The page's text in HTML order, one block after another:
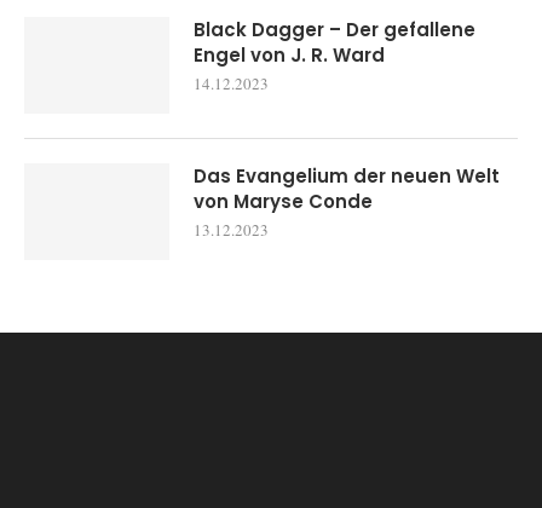
Black Dagger – Der gefallene
Engel von J. R. Ward
14.12.2023
Das Evangelium der neuen Welt
von Maryse Conde
13.12.2023